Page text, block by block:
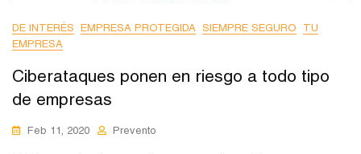
DE INTERÉS EMPRESA PROTEGIDA SIEMPRE SEGURO
TU
EMPRESA
Ciberataques ponen en riesgo a todo tipo
de empresas
Feb 11, 2020 Prevento